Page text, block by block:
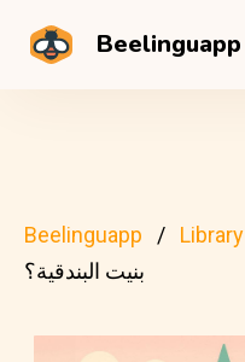
Beelinguapp
Beelinguapp Library
بنيت البندقية؟